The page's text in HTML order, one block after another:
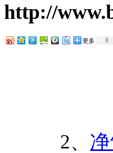
http://
更多 0
2、